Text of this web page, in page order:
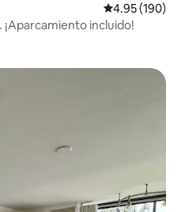
Calificación
4.95 (190)
¡Aparcamiento incluido!